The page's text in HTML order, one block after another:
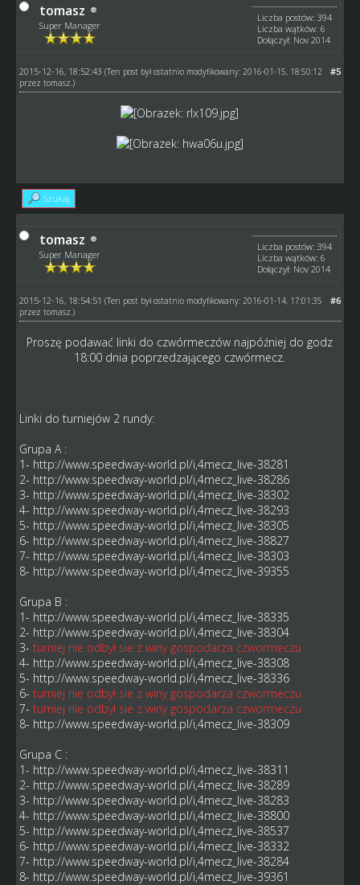
tomasz
Super Manager
Liczba postów: 394
Liczba wątków: 6
Dołączył: Nov 2014
#5
2015-12-16, 18:52:43 (Ten post był ostatnio modyfikowany: 2016-01-15, 18:50:12
przez tomasz .)
Szukaj
tomasz
Super Manager
Liczba postów: 394
Liczba wątków: 6
Dołączył: Nov 2014
#6
2015-12-16, 18:54:51 (Ten post był ostatnio modyfikowany: 2016-01-14, 17:01:35
przez tomasz .)
Proszę podawać linki do czwórmeczów najpóźniej do godz
18:00 dnia poprzedzającego czwórmecz.
Linki do turniejów 2 rundy:
Grupa A :
1- http://www.speedway-world.pl/i,4mecz_live-38281
2- http://www.speedway-world.pl/i,4mecz_live-38286
3- http://www.speedway-world.pl/i,4mecz_live-38302
4- http://www.speedway-world.pl/i,4mecz_live-38293
5- http://www.speedway-world.pl/i,4mecz_live-38305
6- http://www.speedway-world.pl/i,4mecz_live-38827
7- http://www.speedway-world.pl/i,4mecz_live-38303
8- http://www.speedway-world.pl/i,4mecz_live-39355
Grupa B :
1- http://www.speedway-world.pl/i,4mecz_live-38335
2- http://www.speedway-world.pl/i,4mecz_live-38304
3- turniej nie odbył sie z winy gospodarza czwormeczu
4- http://www.speedway-world.pl/i,4mecz_live-38308
5- http://www.speedway-world.pl/i,4mecz_live-38336
6- turniej nie odbył sie z winy gospodarza czwormeczu
7- turniej nie odbył sie z winy gospodarza czwormeczu
8- http://www.speedway-world.pl/i,4mecz_live-38309
Grupa C :
1- http://www.speedway-world.pl/i,4mecz_live-38311
2- http://www.speedway-world.pl/i,4mecz_live-38289
3- http://www.speedway-world.pl/i,4mecz_live-38283
4- http://www.speedway-world.pl/i,4mecz_live-38800
5- http://www.speedway-world.pl/i,4mecz_live-38537
6- http://www.speedway-world.pl/i,4mecz_live-38332
7- http://www.speedway-world.pl/i,4mecz_live-38284
8- http://www.speedway-world.pl/i,4mecz_live-39361